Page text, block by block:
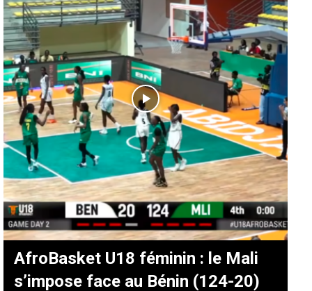
AfroBasket U18 féminin : le Mali
s’impose face au Bénin (124-20)